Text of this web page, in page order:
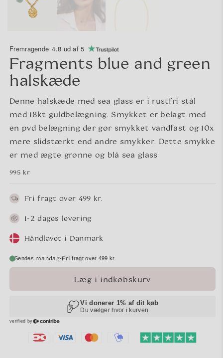
Fremragende 4.8 ud af 5
Fragments blue and green
halskæde
Denne halskæde med sea glass er i rustfri stål
med 18kt guldbelægning. Smykket er belagt med
en pvd belægning der gør smykket vandfast og 10x
mere slidstærkt end andre smykker. Dette smykke
er med ægte grønne og blå sea glass
Normalpris
995 kr
Fri fragt over 499 kr.
1-2 dages levering
Håndlavet i Danmark
Sendes mandag-Fri fragt over 499 kr.
Læg i indkøbskurv